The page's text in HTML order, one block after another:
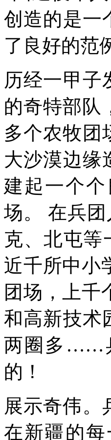
创造的是一
了良好的范
历经一甲子
的奇特部队
多个农牧团
大沙漠边缘
建起一个
场。 在兵
克、北屯等
近千所中小
团场，上千
和高新技术
两圈多……
的！
展示奇伟。
在新疆的